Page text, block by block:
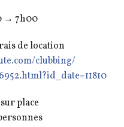
→ 7h00
de location
clubbing/
place